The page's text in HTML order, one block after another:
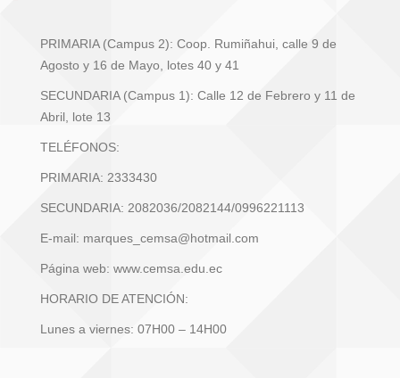
PRIMARIA (Campus 2): Coop. Rumiñahui, calle 9 de
Agosto y 16 de Mayo, lotes 40 y 41
SECUNDARIA (Campus 1): Calle 12 de Febrero y 11 de
Abril, lote 13
TELÉFONOS:
PRIMARIA: 2333430
SECUNDARIA: 2082036/2082144/0996221113
E-mail: marques_cemsa@hotmail.com
Página web: www.cemsa.edu.ec
HORARIO DE ATENCIÓN:
Lunes a viernes: 07H00 – 14H00